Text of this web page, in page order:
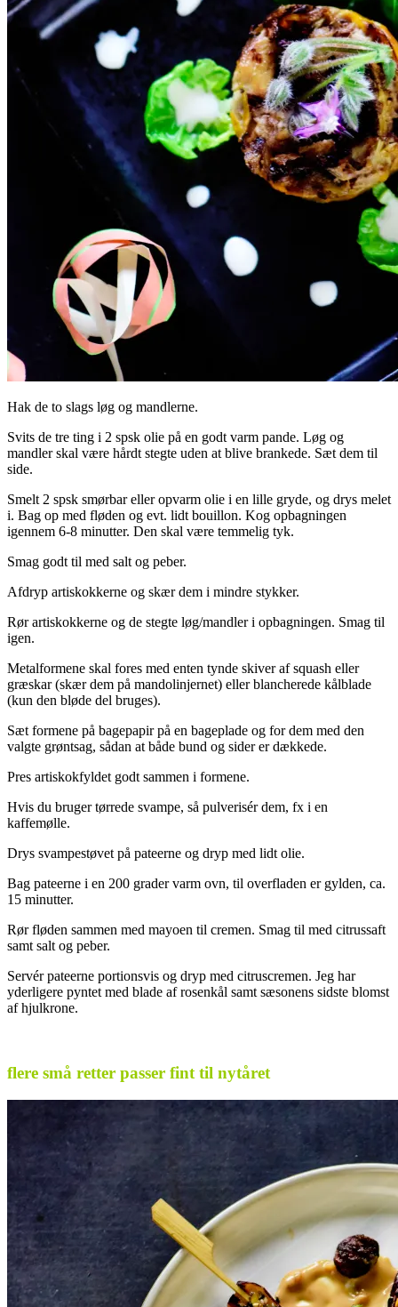
Hak de to slags løg og mandlerne.
Svits de tre ting i 2 spsk olie på en godt varm pande. Løg og
mandler skal være hårdt stegte uden at blive brankede. Sæt dem til
side.
Smelt 2 spsk smørbar eller opvarm olie i en lille gryde, og drys melet
i. Bag op med fløden og evt. lidt bouillon. Kog opbagningen
igennem 6-8 minutter. Den skal være temmelig tyk.
Smag godt til med salt og peber.
Afdryp artiskokkerne og skær dem i mindre stykker.
Rør artiskokkerne og de stegte løg/mandler i opbagningen. Smag til
igen.
Metalformene skal fores med enten tynde skiver af squash eller
græskar (skær dem på mandolinjernet) eller blancherede kålblade
(kun den bløde del bruges).
Sæt formene på bagepapir på en bageplade og for dem med den
valgte grøntsag, sådan at både bund og sider er dækkede.
Pres artiskokfyldet godt sammen i formene.
Hvis du bruger tørrede svampe, så pulverisér dem, fx i en
kaffemølle.
Drys svampestøvet på pateerne og dryp med lidt olie.
Bag pateerne i en 200 grader varm ovn, til overfladen er gylden, ca.
15 minutter.
Rør fløden sammen med mayoen til cremen. Smag til med citrussaft
samt salt og peber.
Servér pateerne portionsvis og dryp med citruscremen. Jeg har
yderligere pyntet med blade af rosenkål samt sæsonens sidste blomst
af hjulkrone.
flere små retter passer fint til nytåret